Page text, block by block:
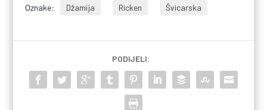
Oznake: Džamija Ricken Švicarska
PODIJELI: